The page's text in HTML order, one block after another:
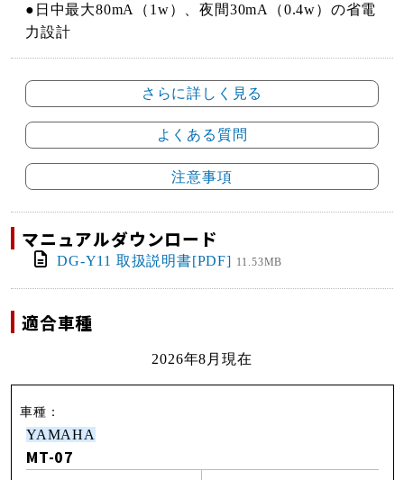
●日中最大80mA（1w）、夜間30mA（0.4w）の省電
力設計
さらに詳しく見る
よくある質問
注意事項
マニュアルダウンロード
DG-Y11 取扱説明書[PDF] 11.53MB
適合車種
2026年8月現在
YAMAHA
MT-07